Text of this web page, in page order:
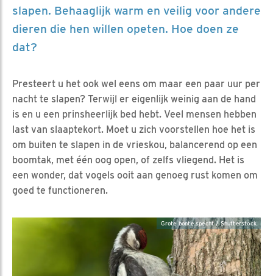
slapen. Behaaglijk warm en veilig voor andere
dieren die hen willen opeten. Hoe doen ze
dat?
Presteert u het ook wel eens om maar een paar uur per
nacht te slapen? Terwijl er eigenlijk weinig aan de hand
is en u een prinsheerlijk bed hebt. Veel mensen hebben
last van slaaptekort. Moet u zich voorstellen hoe het is
om buiten te slapen in de vrieskou, balancerend op een
boomtak, met één oog open, of zelfs vliegend. Het is
een wonder, dat vogels ooit aan genoeg rust komen om
goed te functioneren.
Grote bonte specht / Shutterstock